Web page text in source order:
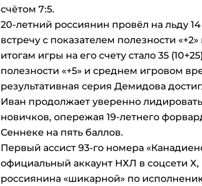
счётом 7:5.
20-летний россиянин провёл на льду
встречу с показателем полезности
итогам игры на его счету стало 35
полезности «+5» и среднем игровом
результативная серия Демидова
Иван продолжает уверенно
новичков, опережая 19-летнего
Сеннеке на пять баллов.
Первый ассист 93-го номера
официальный аккаунт НХЛ в соцсети
россиянина «шикарной» по